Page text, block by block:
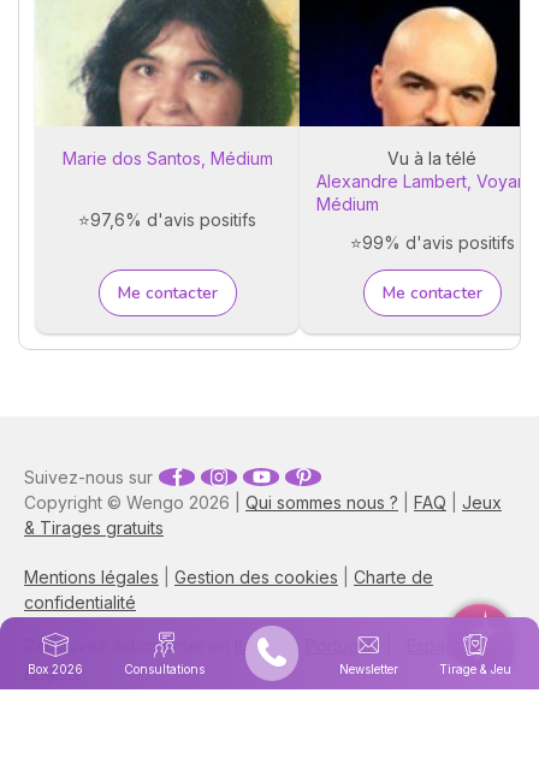
Marie dos Santos, Médium
⭐97,6% d'avis positifs
Me contacter
Vu à la télé
Alexandre Lambert, Voyant
Médium
⭐99% d'avis positifs
Me contacter
Box 2026 Consultations Newsletter Tirage & Jeu
Copyright © Wengo 2026 | Qui sommes nous ? FAQ
Jeux
& Tirages gratuits
Mentions légales Gestion des cookies
Charte de
confidentialité
Suivez-nous sur
Retrouvez Astrocenter en Italie | Portugal| Espagne|
Anglais